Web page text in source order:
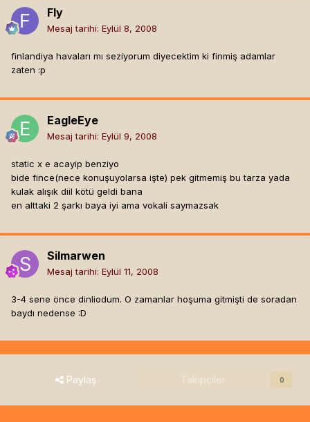
Fly
Mesaj tarihi: Eylül 8, 2008
finlandiya havaları mı seziyorum diyecektim ki finmiş adamlar
zaten :p
EagleEye
Mesaj tarihi: Eylül 9, 2008
static x e acayip benziyo
bide fince(nece konuşuyolarsa işte) pek gitmemiş bu tarza yada
kulak alışık diil kötü geldi bana
en alttaki 2 şarkı baya iyi ama vokali saymazsak
Silmarwen
Mesaj tarihi: Eylül 11, 2008
3-4 sene önce dinliodum. O zamanlar hoşuma gitmişti de soradan
baydı nedense :D
Paylaş Takipçiler 0